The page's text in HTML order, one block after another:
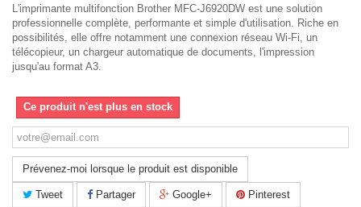
L'imprimante multifonction Brother MFC-J6920DW est une solution
professionnelle complète, performante et simple d'utilisation. Riche en
possibilités, elle offre notamment une connexion réseau Wi-Fi, un
télécopieur, un chargeur automatique de documents, l'impression
jusqu'au format A3.
Ce produit n'est plus en stock
Prévenez-moi lorsque le produit est disponible
Tweet Partager Google+ Pinterest